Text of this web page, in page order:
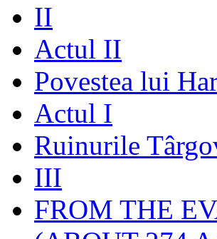
II
Actul II
Povestea lui
Actul I
Ruinurile
III
FROM THE